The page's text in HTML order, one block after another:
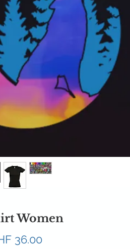
Women
36.00Preis